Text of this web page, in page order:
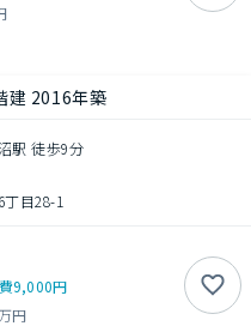
建 2016年築
駅 徒歩9分
目28-1
9,000円
円